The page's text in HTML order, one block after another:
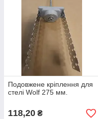
Подовжене кріплення для
стелі Wolf 275 мм.
118,20 ₴